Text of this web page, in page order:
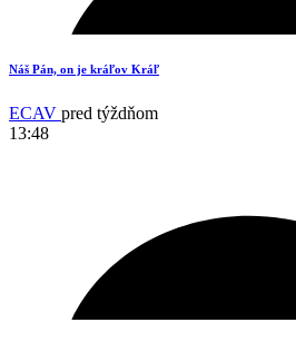
18
Náš Pán, on je kráľov Kráľ
ECAV pred týždňom
13:48